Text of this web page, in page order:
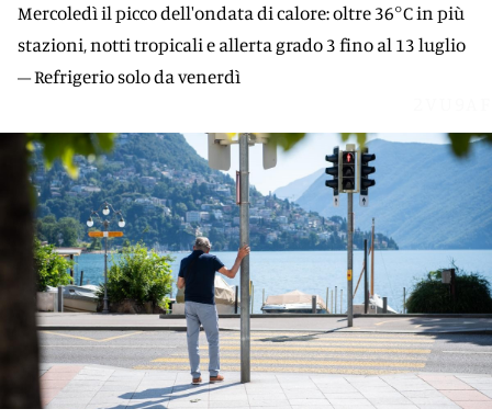
Mercoledì il picco dell'ondata di calore: oltre 36°C in più
stazioni, notti tropicali e allerta grado 3 fino al 13 luglio
– Refrigerio solo da venerdì